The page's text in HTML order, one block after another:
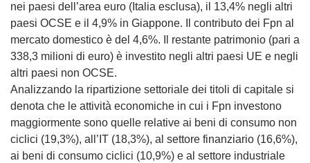
nei paesi dell’area euro (Italia esclusa), il 13,4% negli altri
paesi OCSE e il 4,9% in Giappone. Il contributo dei Fpn al
mercato domestico è del 4,6%. Il restante patrimonio (pari a
338,3 milioni di euro) è investito negli altri paesi UE e negli
altri paesi non OCSE.
Analizzando la ripartizione settoriale dei titoli di capitale si
denota che le attività economiche in cui i Fpn investono
maggiormente sono quelle relative ai beni di consumo non
ciclici (19,3%), all’IT (18,3%), al settore finanziario (16,6%),
ai beni di consumo ciclici (10,9%) e al settore industriale